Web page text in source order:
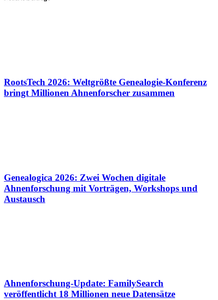
RootsTech 2026: Weltgrößte Genealogie-Konferenz
bringt Millionen Ahnenforscher zusammen
Genealogica 2026: Zwei Wochen digitale
Ahnenforschung mit Vorträgen, Workshops und
Austausch
Ahnenforschung-Update: FamilySearch
veröffentlicht 18 Millionen neue Datensätze